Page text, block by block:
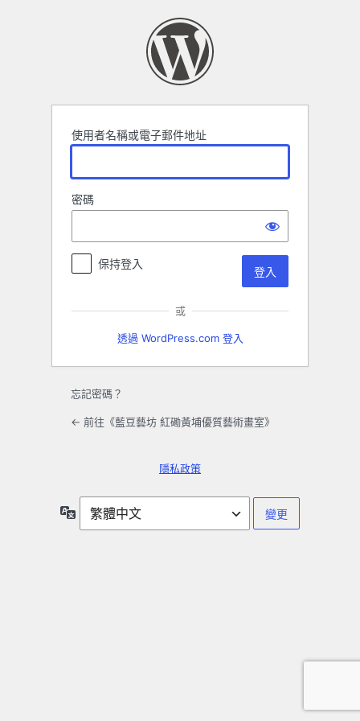
使用者名稱或電子郵件地址
密碼
保持登入
或
透過 WordPress.com 登入
忘記密碼？
← 前往《藍豆藝坊 紅磡黃埔優質藝術畫室》
隱私政策
言